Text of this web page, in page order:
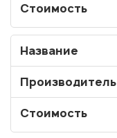
Стоимость
Название
Производитель
Стоимость